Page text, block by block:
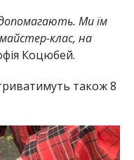
Ми їм
клас, на
Коцюбей.
також 8